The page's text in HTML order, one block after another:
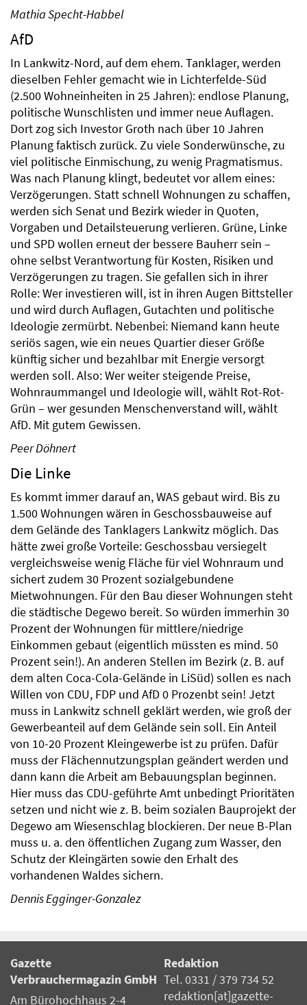
Mathia Specht-Habbel
AfD
In Lankwitz-Nord, auf dem ehem. Tanklager, werden
dieselben Fehler gemacht wie in Lichterfelde-Süd
(2.500 Wohneinheiten in 25 Jahren): endlose Planung,
politische Wunschlisten und immer neue Auflagen.
Dort zog sich Investor Groth nach über 10 Jahren
Planung faktisch zurück. Zu viele Sonderwünsche, zu
viel politische Einmischung, zu wenig Pragmatismus.
Was nach Planung klingt, bedeutet vor allem eines:
Verzögerungen. Statt schnell Wohnungen zu schaffen,
werden sich Senat und Bezirk wieder in Quoten,
Vorgaben und Detailsteuerung verlieren. Grüne, Linke
und SPD wollen erneut der bessere Bauherr sein –
ohne selbst Verantwortung für Kosten, Risiken und
Verzögerungen zu tragen. Sie gefallen sich in ihrer
Rolle: Wer investieren will, ist in ihren Augen Bittsteller
und wird durch Auflagen, Gutachten und politische
Ideologie zermürbt. Nebenbei: Niemand kann heute
seriös sagen, wie ein neues Quartier dieser Größe
künftig sicher und bezahlbar mit Energie versorgt
werden soll. Also: Wer weiter steigende Preise,
Wohnraummangel und Ideologie will, wählt Rot-Rot-
Grün – wer gesunden Menschenverstand will, wählt
AfD. Mit gutem Gewissen.
Peer Döhnert
Die Linke
Es kommt immer darauf an, WAS gebaut wird. Bis zu
1.500 Wohnungen wären in Geschossbauweise auf
dem Gelände des Tanklagers Lankwitz möglich. Das
hätte zwei große Vorteile: Geschossbau versiegelt
vergleichsweise wenig Fläche für viel Wohnraum und
sichert zudem 30 Prozent sozialgebundene
Mietwohnungen. Für den Bau dieser Wohnungen steht
die städtische Degewo bereit. So würden immerhin 30
Prozent der Wohnungen für mittlere/niedrige
Einkommen gebaut (eigentlich müssten es mind. 50
Prozent sein!). An anderen Stellen im Bezirk (z. B. auf
dem alten Coca-Cola-Gelände in LiSüd) sollen es nach
Willen von CDU, FDP und AfD 0 Prozenbt sein! Jetzt
muss in Lankwitz schnell geklärt werden, wie groß der
Gewerbeanteil auf dem Gelände sein soll. Ein Anteil
von 10-20 Prozent Kleingewerbe ist zu prüfen. Dafür
muss der Flächennutzungsplan geändert werden und
dann kann die Arbeit am Bebauungsplan beginnen.
Hier muss das CDU-geführte Amt unbedingt Prioritäten
setzen und nicht wie z. B. beim sozialen Bauprojekt der
Degewo am Wiesenschlag blockieren. Der neue B-Plan
muss u. a. den öffentlichen Zugang zum Wasser, den
Schutz der Kleingärten sowie den Erhalt des
vorhandenen Waldes sichern.
Dennis Egginger-Gonzalez
Gazette
Verbrauchermagazin GmbH
Am Bürohochhaus 2-4
Redaktion
Tel. 0331 / 379 734 52
redaktion[at]gazette-